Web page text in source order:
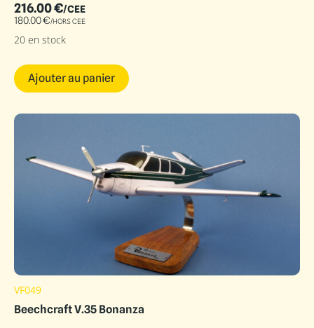
216.00€/CEE
180.00€/HORS CEE
20 en stock
Ajouter au panier
VF049
Beechcraft V.35 Bonanza